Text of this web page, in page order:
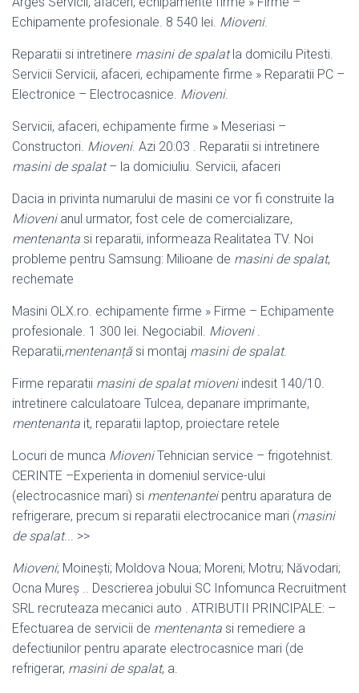
Echipamente profesionale. 8 540 lei. Mioveni.
Reparatii si intretinere masini de spalatla domicilu Pitesti.
Servicii Servicii, afaceri, echipamente firme » Reparatii PC –
Electronice – Electrocasnice. Mioveni.
Servicii, afaceri, echipamente firme » Meseriasi –
Constructori. Mioveni. Azi 20:03 . Reparatii si intretinere
masini de spalat– la domiciuliu. Servicii, afaceri
Dacia in privinta numarului de masini ce vor fi construite la
Miovenianul urmator, fost cele de comercializare,
mentenanta si reparatii, informeaza Realitatea TV. Noi
probleme pentru Samsung: Milioane de masini de spalat,
rechemate
Masini OLX.ro. echipamente firme » Firme – Echipamente
profesionale. 1 300 lei. Negociabil. Mioveni.
Reparatii,mentenanțăsi montaj masini de spalat.
Firme reparatii masini de spalat mioveniindesit 140/10.
intretinere calculatoare Tulcea, depanare imprimante,
mentenanta it, reparatii laptop, proiectare retele
Locuri de munca MioveniTehnician service – frigotehnist.
CERINTE –Experienta in domeniul service-ului
(electrocasnice mari) si mentenanteipentru aparatura de
refrigerare, precum si reparatii electrocanice mari (masini
de spalat... >>
Mioveni; Moinești; Moldova Noua; Moreni; Motru; Năvodari;
Ocna Mureș .. Descrierea jobului SC Infomunca Recruitment
SRL recruteaza mecanici auto . ATRIBUTII PRINCIPALE: –
Efectuarea de servicii de mentenanta si remediere a
defectiunilor pentru aparate electrocasnice mari (de
refrigerar, masini de spalat, a.